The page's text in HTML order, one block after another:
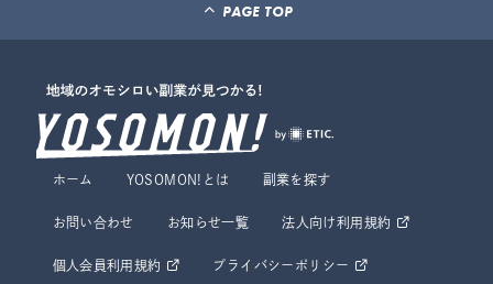
PAGE TOP
ホーム YOSOMON!とは 副業を探す
お問い合わせ お知らせ一覧 法人向け利用規約
個人会員利用規約 プライバシーポリシー